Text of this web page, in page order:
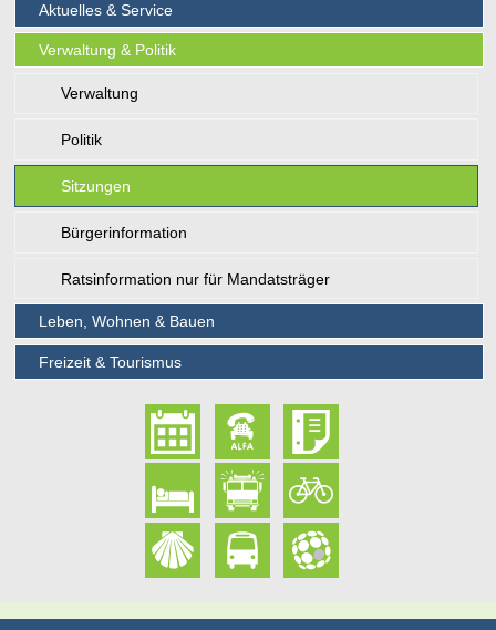
Aktuelles & Service
Verwaltung & Politik
Verwaltung
Politik
Sitzungen
Bürgerinformation
Ratsinformation nur für Mandatsträger
Leben, Wohnen & Bauen
Freizeit & Tourismus